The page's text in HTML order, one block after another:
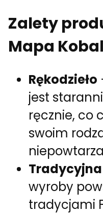
Zalety
Mapa
Rękodzieło
jest
ręcznie, co
swoim
wyroby
tradycjami